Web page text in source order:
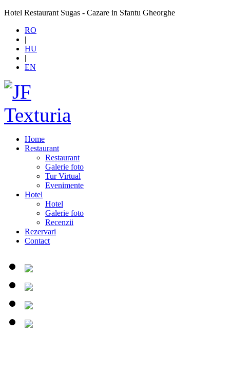
Hotel Restaurant Sugas - Cazare in Sfantu Gheorghe
RO
|
HU
|
EN
Home
Restaurant
Restaurant
Galerie foto
Tur Virtual
Evenimente
Hotel
Hotel
Galerie foto
Recenzii
Rezervari
Contact